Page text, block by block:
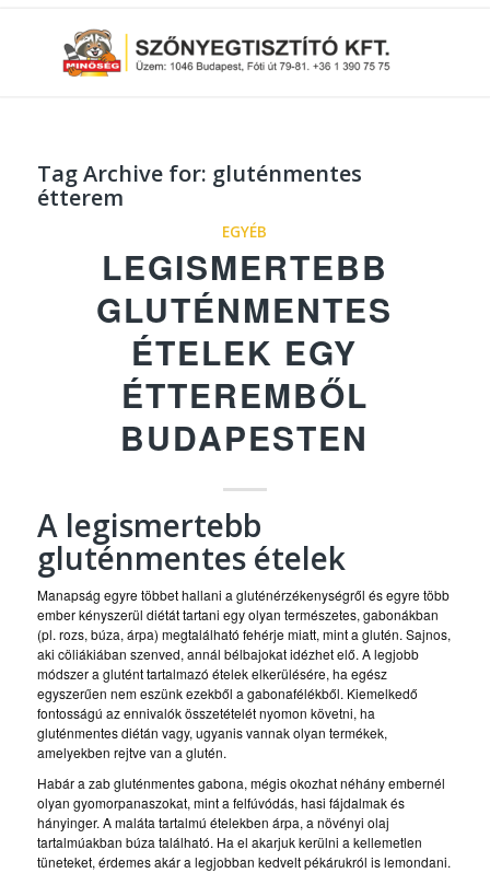
Tag Archive for: gluténmentes
étterem
EGYÉB
LEGISMERTEBB
GLUTÉNMENTES
ÉTELEK EGY
ÉTTEREMBŐL
BUDAPESTEN
A legismertebb
gluténmentes ételek
Manapság egyre többet hallani a gluténérzékenységről és egyre több
ember kényszerül diétát tartani egy olyan természetes, gabonákban
(pl. rozs, búza, árpa) megtalálható fehérje miatt, mint a glutén. Sajnos,
aki cöliákiában szenved, annál bélbajokat idézhet elő. A legjobb
módszer a glutént tartalmazó ételek elkerülésére, ha egész
egyszerűen nem eszünk ezekből a gabonafélékből. Kiemelkedő
fontosságú az ennivalók összetételét nyomon követni, ha
gluténmentes diétán vagy, ugyanis vannak olyan termékek,
amelyekben rejtve van a glutén.
Habár a zab gluténmentes gabona, mégis okozhat néhány embernél
olyan gyomorpanaszokat, mint a felfúvódás, hasi fájdalmak és
hányinger. A maláta tartalmú ételekben árpa, a növényi olaj
tartalmúakban búza található. Ha el akarjuk kerülni a kellemetlen
tüneteket, érdemes akár a legjobban kedvelt pékárukról is lemondani.